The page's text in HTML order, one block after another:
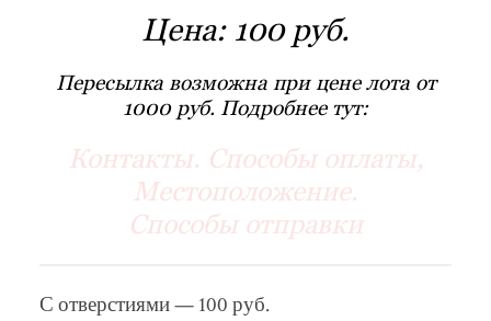
Цена: 100 руб.
Пересылка возможна при цене лота от
1000 руб. Подробнее тут:
Контакты. Способы оплаты,
Местоположение.
Способы отправки
С отверстиями — 100 руб.